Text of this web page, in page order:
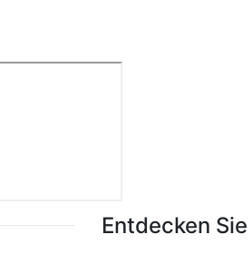
Entdecken